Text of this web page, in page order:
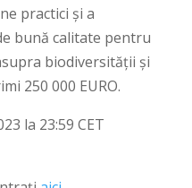
practici și a
bună calitate pentru
biodiversității și
250 000 EURO.
la 23:59 CET